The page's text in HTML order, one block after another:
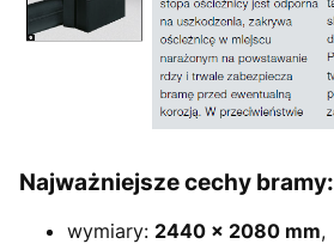
Najważniejsze cechy bramy:
wymiary: 2440 × 2080 mm,